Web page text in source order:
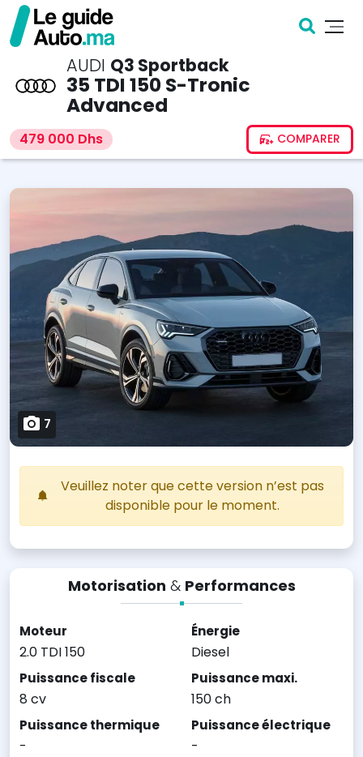
AUDI Q3 Sportback
35 TDI 150 S-Tronic
Advanced
479 000 Dhs COMPARER
Motorisation & Performances
Moteur
2.0 TDI 150
Énergie
Diesel
Puissance fiscale
8 cv
Puissance maxi.
150 ch
Puissance thermique
-
Puissance électrique
-
7
Veuillez noter que cette version n’est pas
disponible pour le moment.